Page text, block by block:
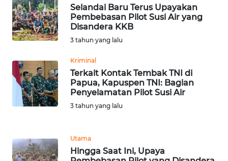
Selandai Baru Terus Upayakan
Pembebasan Pilot Susi Air yang
Disandera KKB
3 tahun yang lalu
Kriminal
Terkait Kontak Tembak TNI di
Papua, Kapuspen TNI: Bagian
Penyelamatan Pilot Susi Air
3 tahun yang lalu
Utama
Hingga Saat Ini, Upaya
JOGJA
WN
WN
BALI
WN
WN
KALTENG